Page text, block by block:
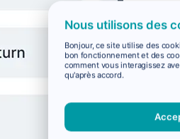
Nous utilisons des
Bonjour, ce site utilise des
bon fonctionnement et des
comment vous interagissez
qu'après accord.